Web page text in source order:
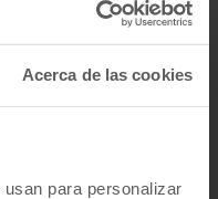
Acerca de las cookies
para personalizar
a financiar un mínimo